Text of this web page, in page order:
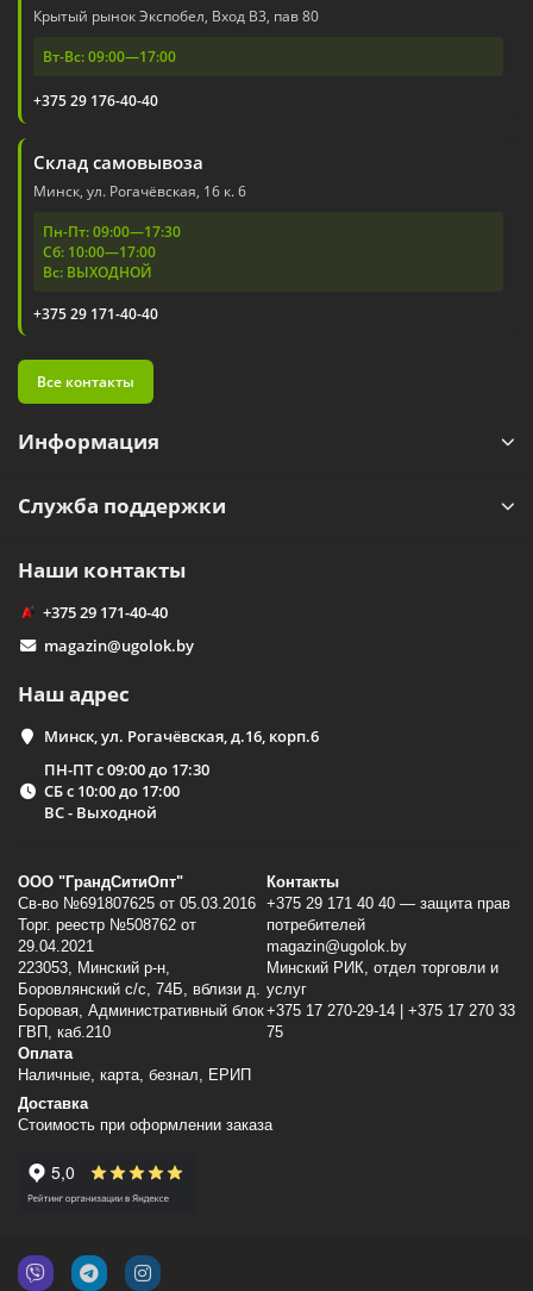
Крытый рынок Экспобел, Вход В3, пав 80
Вт-Вс: 09:00—17:00
+375 29 176-40-40
Склад самовывоза
Минск, ул. Рогачёвская, 16 к. 6
Пн-Пт: 09:00—17:30
Сб: 10:00—17:00
Вс: ВЫХОДНОЙ
+375 29 171-40-40
Все контакты
Информация
Служба поддержки
Наши контакты
+375 29 171-40-40
magazin@ugolok.by
Наш адрес
Минск, ул. Рогачёвская, д.16, корп.6
ПН-ПТ с 09:00 до 17:30
СБ с 10:00 до 17:00
ВС - Выходной
ООО "ГрандСитиОпт"
Св-во №691807625 от 05.03.2016
Торг. реестр №508762 от
29.04.2021
223053, Минский p-н,
Боровлянский с/с, 74Б, вблизи д.
Боровая, Административный блок
ГВП, каб.210
Контакты
+375 29 171 40 40 — защита прав
потребителей
magazin@ugolok.by
Минский РИК, отдел торговли и
услуг
+375 17 270-29-14 | +375 17 270 33
75
Оплата
Наличные, карта, безнал, ЕРИП
Доставка
Стоимость при оформлении заказа